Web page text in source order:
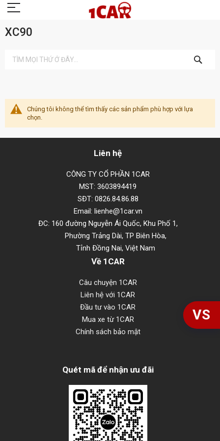
XC90
KIẾM
Chúng tôi không thể tìm thấy các sản phẩm phù hợp với lựa
chọn.
Liên hệ
CÔNG TY CỔ PHẦN 1CAR
MST: 3603894419
SĐT: 0826.84.86.88
Email: lienhe@1car.vn
ĐC: 160 đường Nguyễn Ái Quốc, Khu Phố 1,
Phường Trảng Dài, TP Biên Hòa,
Tỉnh Đồng Nai, Việt Nam
Về 1CAR
Câu chuyện 1CAR
Liên hệ với 1CAR
Đầu tư vào 1CAR
Mua xe từ 1CAR
Chính sách bảo mật
Quét mã để nhận ưu đãi
VS